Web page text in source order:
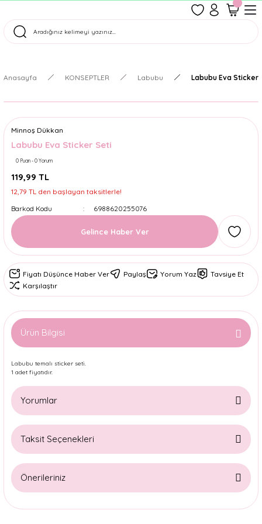
Tüm Siparişler Aynı Gün Kargoda!
Anasayfa KONSEPTLER Labubu Labubu Eva Sticker
Minnoş Dükkan
Labubu Eva Sticker Seti
0 Puan - 0 Yorum
119,99 TL
12,79 TL den başlayan taksitlerle!
Barkod Kodu
6988620255076
Gelince Haber Ver
Fiyatı Düşünce Haber Ver Paylaş Yorum Yaz
Tavsiye Et
Karşılaştır
Ürün Bilgisi
Labubu temalı sticker seti.
1 adet fiyatıdır.
Yorumlar
Taksit Seçenekleri
Önerileriniz
Bu ürünün fiyat bilgisi, resim, ürün açıklamalarında ve diğer